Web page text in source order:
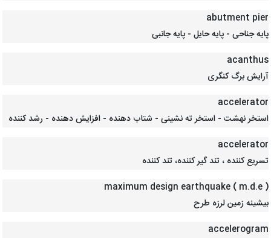
abutment pier
پایه جناحی - پایه حایل - پایه جانبی
acanthus
آرایش برگ کنگری
accelerator
استخر نهشت - استخر ته نشینی - شتاب دهنده - افزایش دهنده - رشد کننده
accelerator
تسریع کننده ، تند گیر کننده، تند کننده
( maximum design earthquake ( m.d.e
بیشینه زمین لرزه طرح
accelerogram